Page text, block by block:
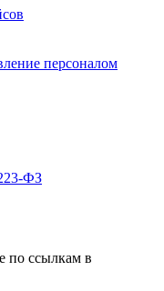
персоналом
по ссылкам в